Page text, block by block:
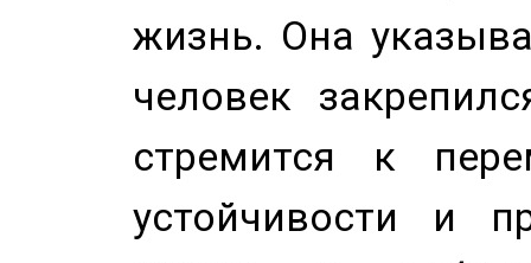
жизнь. Она
человек
стремится к
устойчивости и